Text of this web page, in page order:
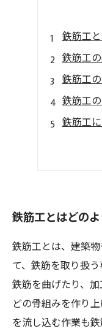
鉄筋工
鉄筋工
鉄筋工
鉄筋工
鉄筋工
鉄筋工とはどの
鉄筋工とは、建築
て、鉄筋を取り扱
鉄筋を曲げたり、
どの骨組みを作り
を流し込む作業も